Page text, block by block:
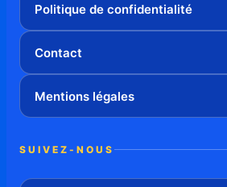
Politique de confidentialité
Contact
Mentions légales
SUIVEZ-NOUS